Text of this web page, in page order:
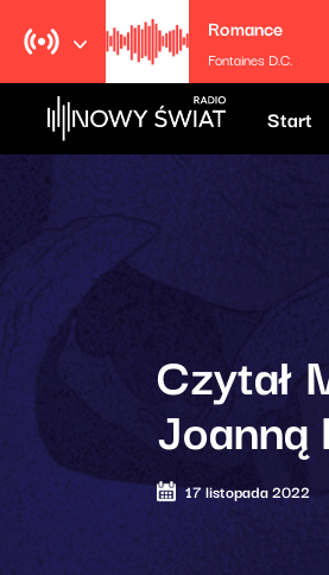
Romance
Fontaines D.C.
Start
Czytał
Joanną
17 listopada 2022